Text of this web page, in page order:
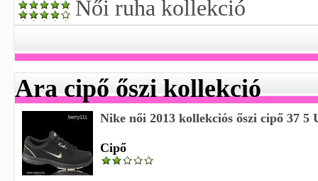
Női ruha kollekció
Ara cipő őszi kollekció
Nike női 2013 kollekciós őszi cipő 37 5
Cipő